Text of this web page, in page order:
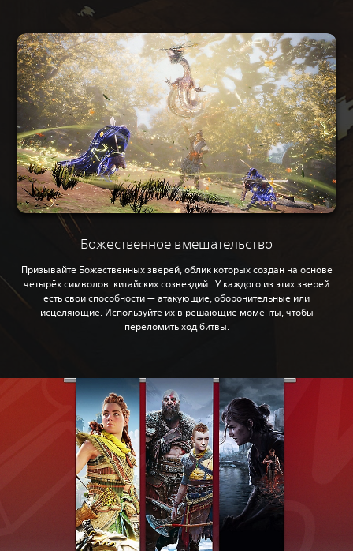
Божественное вмешательство
Призывайте Божественных зверей, облик которых создан на основе
четырёх символов китайских созвездий . У каждого из этих зверей
есть свои способности — атакующие, оборонительные или
исцеляющие. Используйте их в решающие моменты, чтобы
переломить ход битвы.